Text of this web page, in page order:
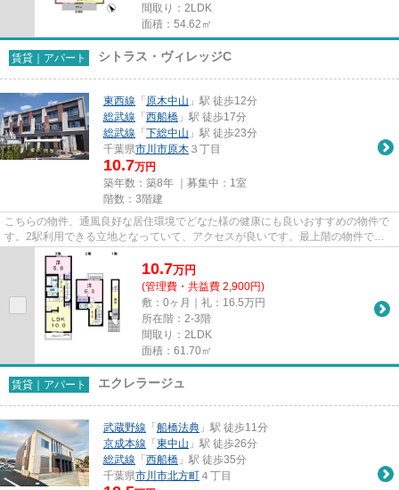
間取り：2LDK
面積：54.62㎡
賃貸｜アパート シトラス・ヴィレッジC
東西線 「 原木中山 」駅 徒歩12分
総武線 「 西船橋 」駅 徒歩17分
総武線 「 下総中山 」駅 徒歩23分
千葉県市川市原木 ３丁目
10.7万円
築年数：築8年 ｜募集中： 1室
階数：3階建
こちらの物件、通風良好な居住環境でどなた様の健康にも良いおすすめの物件で
す。2駅利用できる立地となっていて、アクセスが良いです。最上階の物件で
す。こちらの物件はアパートです...
10.7万円
(管理費・共益費 2,900円)
敷：0ヶ月｜礼：16.5万円
所在階：2-3階
間取り：2LDK
面積：61.70㎡
賃貸｜アパート エクレラージュ
武蔵野線 「 船橋法典 」駅 徒歩11分
京成本線 「 東中山 」駅 徒歩26分
総武線 「 西船橋 」駅 徒歩35分
千葉県市川市北方町 ４丁目